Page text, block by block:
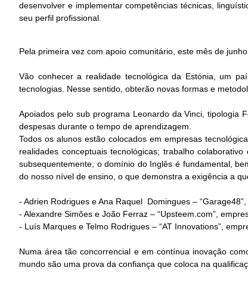
desenvolver e implementar competências técnicas,
seu perfil profissional.
Pela primeira vez com apoio comunitário, este mês de
Vão conhecer a realidade tecnológica da Estónia, um
tecnologias. Nesse sentido, obterão novas formas e
Apoiados pelo sub programa Leonardo da Vinci, tipologia
despesas durante o tempo de aprendizagem.
Todos os alunos estão colocados em empresas
realidades conceptuais tecnológicas; trabalho
subsequentemente, o domínio do Inglês é fundamental,
do nosso nível de ensino, o que demonstra a exigência a
- Adrien Rodrigues e Ana Raquel Domingues –
- Alexandre Simões e João Ferraz – “Upsteem.com”,
- Luís Marques e Telmo Rodrigues – “AT Innovations”,
Numa área tão concorrencial e em contínua inovação
mundo são uma prova da confiança que coloca na